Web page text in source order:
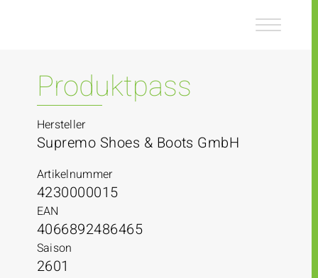
Produktpass
Hersteller
Supremo Shoes & Boots GmbH
Artikelnummer
4230000015
EAN
4066892486465
Saison
2601